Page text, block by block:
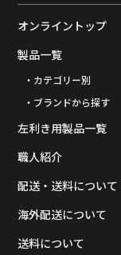
オンライントップ
製品一覧
・カテゴリー別
・ブランドから探す
左利き用製品一覧
職人紹介
配送・送料について
海外配送について
送料について